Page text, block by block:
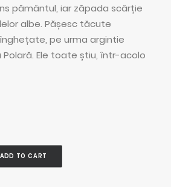
pământul, iar zăpada scârție
albe. Pășesc tăcute
pe urma argintie
Ele toate știu, într-acolo
ADD TO CART